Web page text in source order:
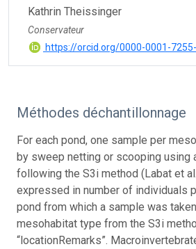
Kathrin Theissinger
Conservateur
https://orcid.org/0000-0001-
Méthodes déchantillonnage
For each pond, one sample per
by sweep netting or scooping using
following the S3i method (Labat et
expressed in number of individuals
pond from which a sample was
mesohabitat type from the S3i
“locationRemarks”.